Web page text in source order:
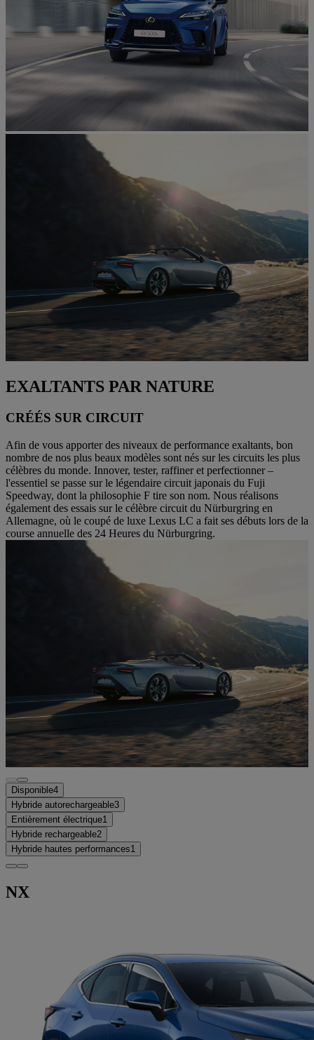
EXALTANTS PAR NATURE
CRÉÉS SUR CIRCUIT
Afin de vous apporter des niveaux de performance exaltants, bon
nombre de nos plus beaux modèles sont nés sur les circuits les plus
célèbres du monde. Innover, tester, raffiner et perfectionner –
l'essentiel se passe sur le légendaire circuit japonais du Fuji
Speedway, dont la philosophie F tire son nom. Nous réalisons
également des essais sur le célèbre circuit du Nürburgring en
Allemagne, où le coupé de luxe Lexus LC a fait ses débuts lors de la
course annuelle des 24 Heures du Nürburgring.
Disponible4
Hybride autorechargeable3
Entièrement électrique1
Hybride rechargeable2
Hybride hautes performances1
NX